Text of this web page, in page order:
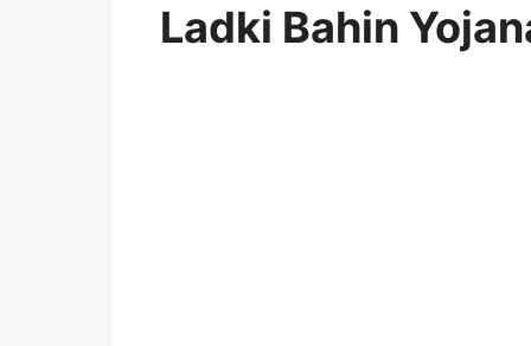
Ladki Bahin